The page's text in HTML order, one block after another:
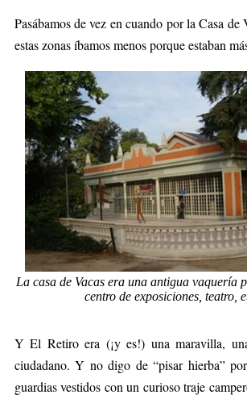
Pasábamos de vez en cuando por la Casa
estas zonas íbamos menos porque estaban
La casa de Vacas era una antigua vaquería
centro de exposiciones, teatro,
Y El Retiro era (¡y es!) una maravilla,
ciudadano. Y no digo de “pisar hierba”
guardias vestidos con un curioso traje